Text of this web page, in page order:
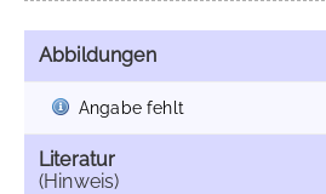
Abbildungen
Angabe fehlt
Literatur
(Hinweis)